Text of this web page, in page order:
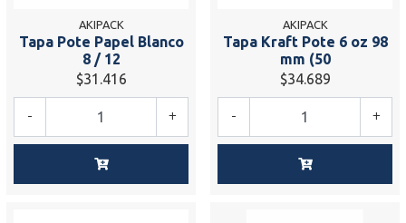
AKIPACK
Tapa Pote Papel Blanco
8 / 12
$31.416
+
-
AKIPACK
Tapa Kraft Pote 6 oz 98
mm (50
$34.689
+
-